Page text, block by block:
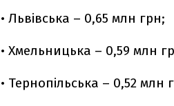
• Львівська – 0,65 млн грн;
• Хмельницька – 0,59 млн
• Тернопільська – 0,52 млн